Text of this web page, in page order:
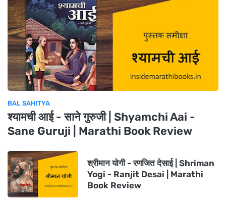
BAL SAHITYA
श्यामची आई - साने गुरुजी | Shyamchi Aai -
Sane Guruji | Marathi Book Review
श्रीमान योगी - रणजित देसाई | Shriman
Yogi - Ranjit Desai | Marathi
Book Review